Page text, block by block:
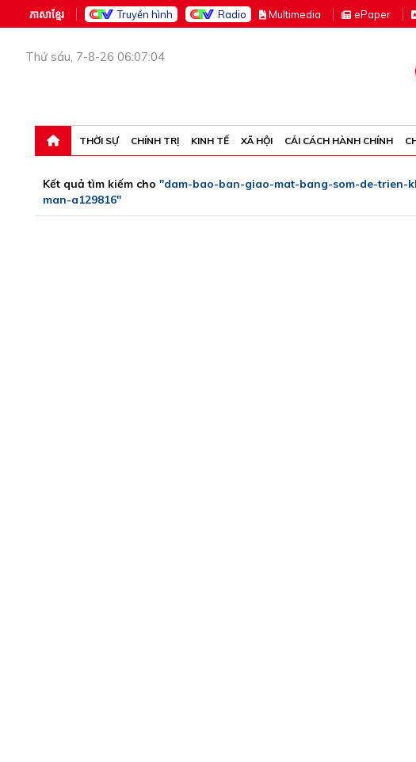
ភាសាខ្មែរ Truyền hình Radio Multimedia ePaper
Thứ sáu, 7-8-26 06:07:04
THỜI SỰ CHÍNH TRỊ KINH TẾ XÃ HỘI CẢI CÁCH HÀNH CHÍNH
Kết quả tìm kiếm cho "dam-bao-ban-giao-mat-bang-som-de-trien-
man-a129816"